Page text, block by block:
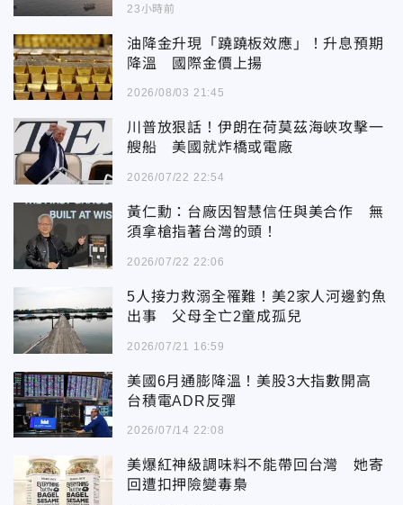
23小時前
油降金升現「蹺蹺板效應」！升息預期
降溫 國際金價上揚
2026/08/03 21:45
川普放狠話！伊朗在荷莫茲海峽攻擊一
艘船 美國就炸橋或電廠
2026/07/22 22:54
黃仁勳：台廠因智慧信任與美合作 無
須拿槍指著台灣的頭！
2026/07/22 22:06
5人接力救溺全罹難！美2家人河邊釣魚
出事 父母全亡2童成孤兒
2026/07/21 16:59
美國6月通膨降溫！美股3大指數開高
台積電ADR反彈
2026/07/14 22:08
美爆紅神級調味料不能帶回台灣 她寄
回遭扣押險變毒梟